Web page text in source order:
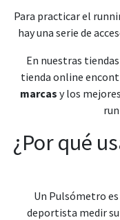
Para practicar el
hay una serie de
En nuestras
tienda online
marcas y los
¿Por qué
Un Pulsómetro
deportista medir